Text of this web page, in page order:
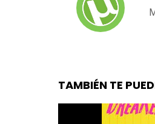
TAMBIÉN TE